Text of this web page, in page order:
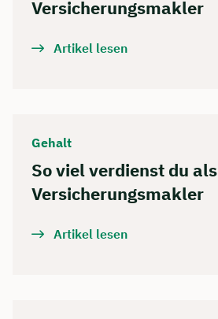
Versicherungsmakler
Artikel lesen
Gehalt
So viel verdienst du als
Versicherungsmakler
Artikel lesen